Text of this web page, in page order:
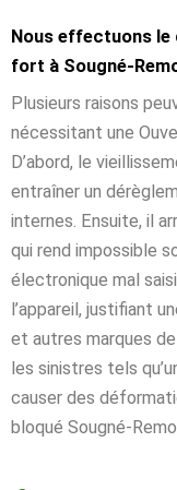
Nous effectuons le
fort à Sougné-
Plusieurs raisons
nécessitant une
D’abord, le
entraîner un
internes. Ensuite, il
qui rend impossible
électronique mal
l’appareil, justifiant
et autres marques
les sinistres tels
causer des
bloqué Sougné-